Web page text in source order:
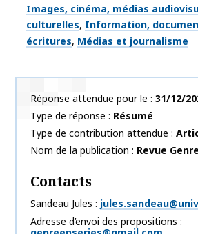
Thématiques
Images, cinéma, médias
culturelles Information,
écritures Médias et journalisme
Réponse attendue pour le
31/12/
Type de réponse
Résumé
Type de contribution attendue
Nom de la publication
Revue
Contacts
Sandeau Jules
Adresse d’envoi des propositions